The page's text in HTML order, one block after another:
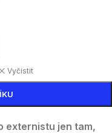
Vyčistit
externistu jen tam,